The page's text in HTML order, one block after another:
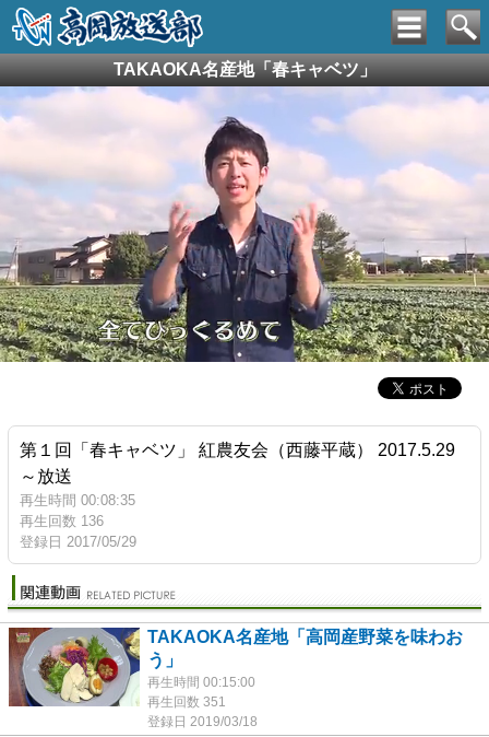
TAKAOKA名産地「春キャベツ」
第１回「春キャベツ」 紅農友会（西藤平蔵） 2017.5.29
～放送
再生時間 00:08:35
再生回数 136
登録日 2017/05/29
TAKAOKA名産地「高岡産野菜を味わお
う」
再生時間 00:15:00
再生回数 351
登録日 2019/03/18